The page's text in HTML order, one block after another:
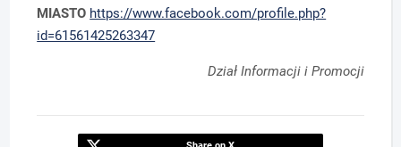
MIASTO https://www.facebook.com/profile.php?
id=61561425263347
Dział Informacji i Promocji